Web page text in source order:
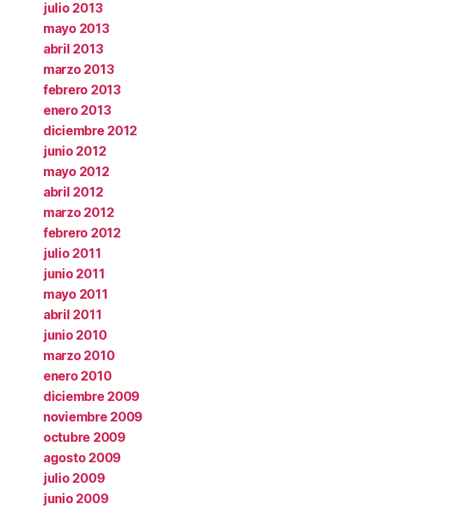
julio 2013
mayo 2013
abril 2013
marzo 2013
febrero 2013
enero 2013
diciembre 2012
junio 2012
mayo 2012
abril 2012
marzo 2012
febrero 2012
julio 2011
junio 2011
mayo 2011
abril 2011
junio 2010
marzo 2010
enero 2010
diciembre 2009
noviembre 2009
octubre 2009
agosto 2009
julio 2009
junio 2009